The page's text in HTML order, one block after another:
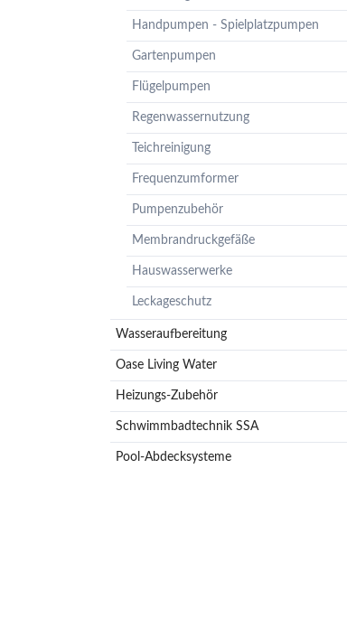
Pumpenzubehör
Membrandruckgefäße
Leckageschutz
Handpumpen - Spielplatzpumpen
Gartenpumpen
Flügelpumpen
Regenwassernutzung
Teichreinigung
Frequenzumformer
Pumpenzubehör
Membrandruckgefäße
Hauswasserwerke
Leckageschutz
Wasseraufbereitung
Oase Living Water
Heizungs-Zubehör
Schwimmbadtechnik SSA
Pool-Abdecksysteme